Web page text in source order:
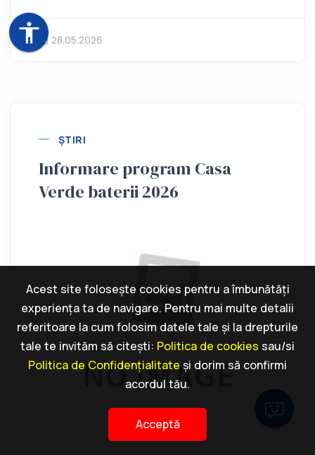
accessibility 28.05.2026
ȘTIRI
Informare program Casa
Verde baterii 2026
Acest site folosește cookies pentru a îmbunătăți
experiența ta de navigare. Pentru mai multe detalii
referitoare la cum folosim datele tale și la drepturile
tale te invităm să citești: Politica de cookies sau/si
Politica de Confidențialitate și dorim să confirmi
acordul tău.
Acceptă